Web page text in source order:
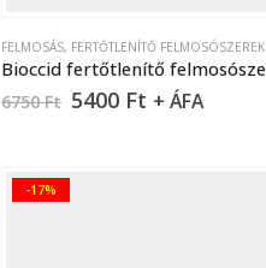
FELMOSÁS, FERTŐTLENÍTŐ FELMOSÓSZEREK
6750Ft 5400 Ft + ÁFA
-17%